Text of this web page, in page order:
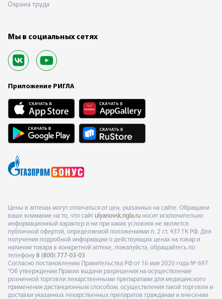
Охрана труда
Мы в социальных сетях
Приложение РИГЛА
Цены в аптеках могут отличаться от цен, указанных на сайте. Обращаем
ваше внимание на то, что сайт ulyanovsk.rigla.ru носит исключительно
информационный характер и ни при каких условиях не является
публичной офертой, определяемой положениями п. 2 ст. 437 ГК РФ. Для
получения подробной информации о действующих ценах на товар и
наличии товара в конкретной аптеке, пожалуйста, обращайтесь по
телефону 8 (800) 777-03-03
Согласно постановлению Правительства РФ от 16 мая 2020 года № 697
"Об утверждении Правил выдачи разрешения на осуществление
розничной торговли лекарственными препаратами для медицинского
применения дистанционным способом, осуществления такой торговли и
доставки указанных лекарственных препаратов гражданам и внесении